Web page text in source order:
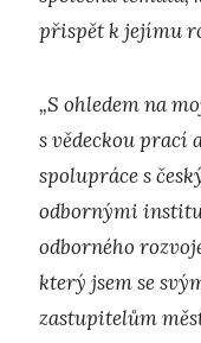
přispět k jejímu
„S ohledem na
s vědeckou
spolupráce s
odbornými
odborného
který jsem se
zastupitelům